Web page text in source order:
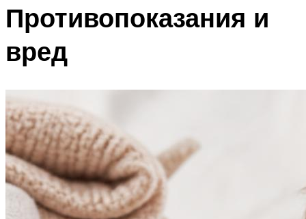
Противопоказания и
вред